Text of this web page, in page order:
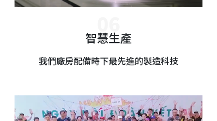
智慧生產
我們廠房配備時下最先進的製造科技